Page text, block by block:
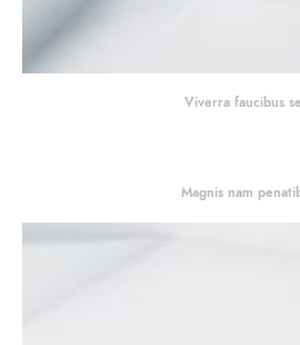
Viverra faucibus
Magnis nam